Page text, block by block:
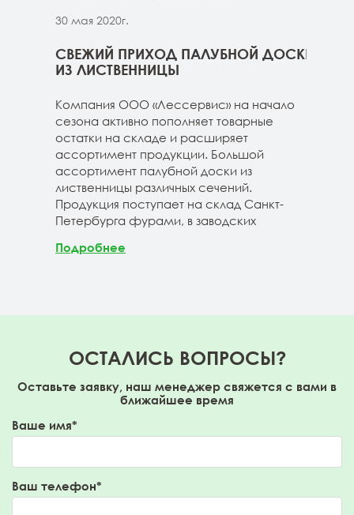
30 мая 2020г.
СВЕЖИЙ ПРИХОД ПАЛУБНОЙ ДОСКИ
ИЗ ЛИСТВЕННИЦЫ
Компания ООО «Лессервис» на начало
сезона активно пополняет товарные
остатки на складе и расширяет
ассортимент продукции. Большой
ассортимент палубной доски из
лиственницы различных сечений.
Продукция поступает на склад Санкт-
Петербурга фурами, в заводских
Подробнее
ОСТАЛИСЬ ВОПРОСЫ?
Оставьте заявку, наш менеджер свяжется с вами в
ближайшее время
Ваше имя*
Ваш телефон*